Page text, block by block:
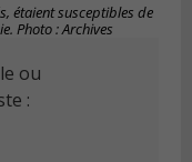
étaient susceptibles de
Photo : Archives
ou
: